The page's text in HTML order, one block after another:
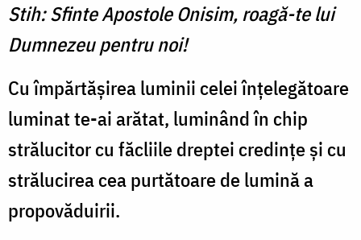
Stih: Sfinte Apostole Onisim, roagă-te lui
Dumnezeu pentru noi!
Cu împărtăşirea luminii celei înţelegătoare
luminat te-ai arătat, luminând în chip
strălucitor cu făcliile dreptei credinţe şi cu
strălucirea cea purtătoare de lumină a
propovăduirii.